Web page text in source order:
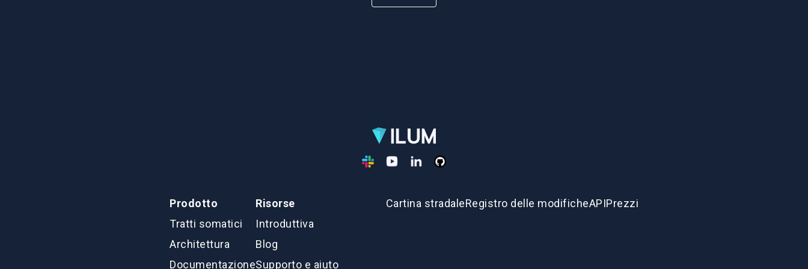
Prodotto
Tratti somatici
Architettura
Documentazione
Risorse
Introduttiva
Blog
Supporto e aiuto
Cartina stradaleRegistro delle modificheAPIPrezzi